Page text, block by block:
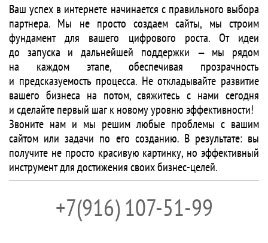
Ваш успех в интернете начинается с правильного выбора
партнера. Мы не просто создаем сайты, мы строим
фундамент для вашего цифрового роста. От идеи
до запуска и дальнейшей поддержки — мы рядом
на каждом этапе, обеспечивая прозрачность
и предсказуемость процесса. Не откладывайте развитие
вашего бизнеса на потом, свяжитесь с нами сегодня
и сделайте первый шаг к новому уровню эффективности!
Звоните нам и мы решим любые проблемы с вашим
сайтом или задачи по его созданию. В результате: вы
получите не просто красивую картинку, но эффективный
инструмент для достижения своих бизнес-целей.
+7(916) 107-51-99